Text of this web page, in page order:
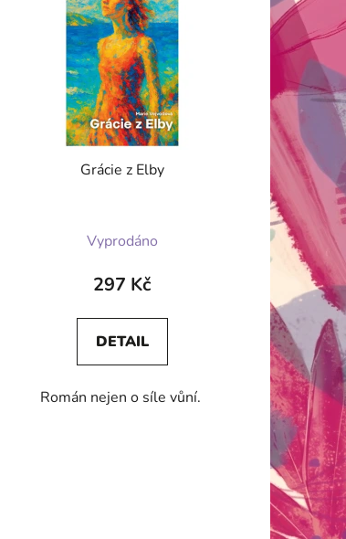
Grácie z Elby
hodnocení
produktu
5,0
z
hvězdiček.
Vyprodáno
297 Kč
DETAIL
Román nejen o síle vůní.